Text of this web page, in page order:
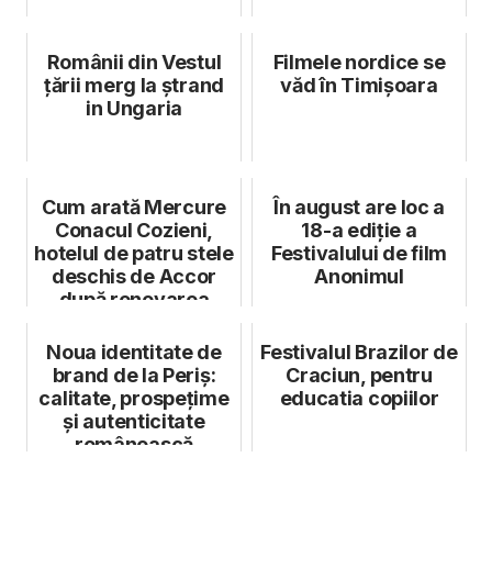
Românii din Vestul
țării merg la ștrand
in Ungaria
Filmele nordice se
văd în Timișoara
Cum arată Mercure
Conacul Cozieni,
hotelul de patru stele
deschis de Accor
după renovarea
În august are loc a
18-a ediție a
Festivalului de film
Anonimul
Noua identitate de
brand de la Periș:
calitate, prospețime
și autenticitate
românească
Festivalul Brazilor de
Craciun, pentru
educatia copiilor